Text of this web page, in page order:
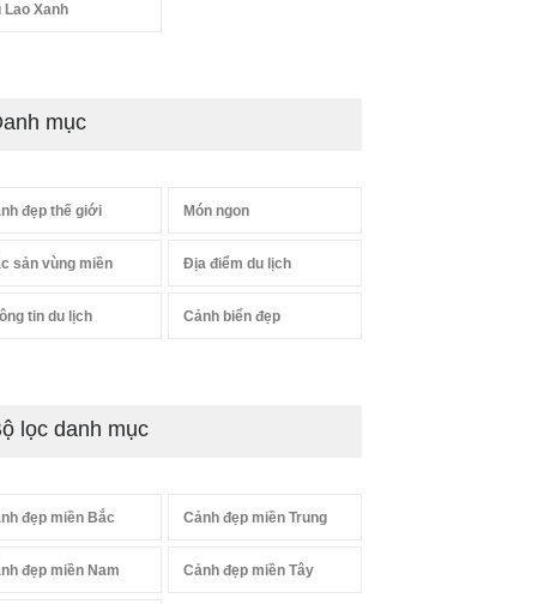
Lao Xanh
mục
đẹp thế giới Món ngon
sản vùng miền Địa điểm du lịch
tin du lịch Cảnh biển đẹp
lọc danh mục
đẹp miền Bắc Cảnh đẹp miền Trung
đẹp miền Nam Cảnh đẹp miền Tây